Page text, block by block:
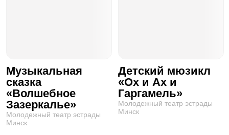
Музыкальная
сказка
«Волшебное
Зазеркалье»
Молодежный театр эстрады
Минск
Детский мюзикл
«Ох и Ах и
Гаргамель»
Молодежный театр эстрады
Минск